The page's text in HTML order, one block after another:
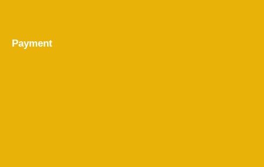
Payment